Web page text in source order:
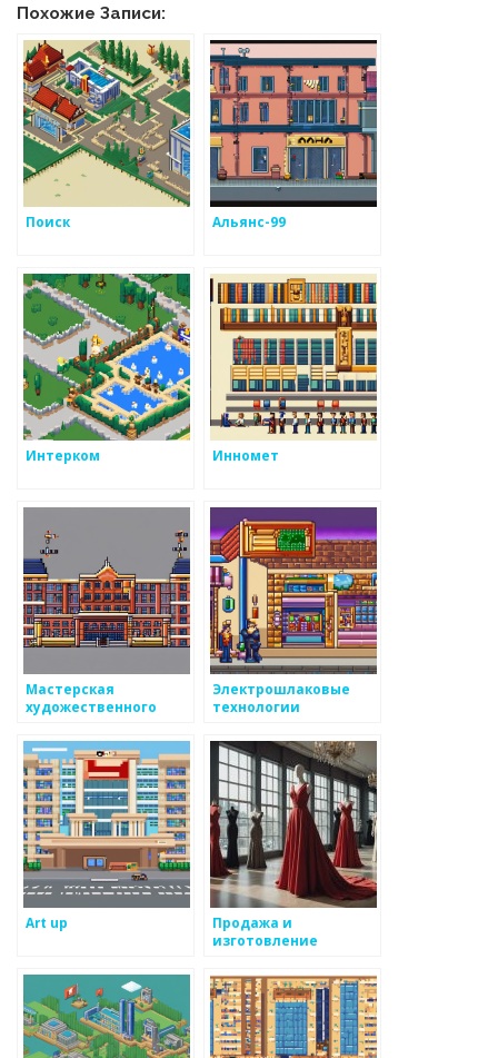
Похожие Записи:
Поиск Альянс-99
Интерком Инномет
Мастерская
художественного
Электрошлаковые
технологии
Art up
Продажа и
изготовление
манекенов на заказ
Mannequin Russia